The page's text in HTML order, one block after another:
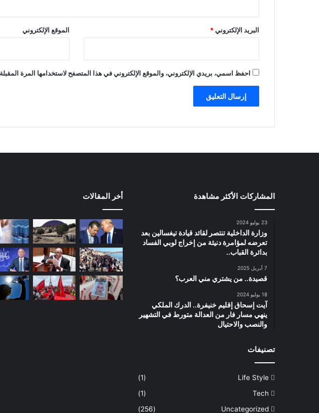
البريد الإلكتروني* الموقع الإلكتروني
احفظ اسمي، بريدي الإلكتروني، والموقع الإلكتروني في هذا المتصفح لاستخدامها المرة
المشاركات الأكثر مشاهدة
23 يوليو 2024
وزارة الداخلية تنتصر لقائد قيادة تيغسالين بعد
تعرضه لمؤامرة دنيئة من إخراج لوبي الفساد
بدائرة القباب..
7 أبريل 2025
قصيدة.. من يشتري مني العرب؟
18 يوليو 2024
آيت إسحاق إقليم خنيفرة.. الدرك الملكي
ينهي مسار فار من العدالة متورط في التشهير
والنصب والاحتيال
تصنيفات
Life Style
(1)
Tech
(1)
Uncategorized
(256)
أخر المقالات